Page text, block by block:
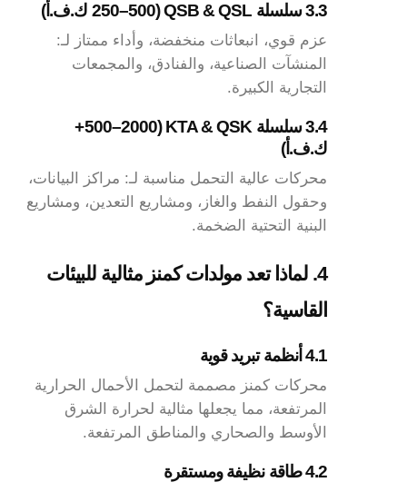
3.3 سلسلة QSB & QSL (250–500 ك.ف.أ)
عزم قوي، انبعاثات منخفضة، وأداء ممتاز لـ:
المنشآت الصناعية، والفنادق، والمجمعات
التجارية الكبيرة.
3.4 سلسلة KTA & QSK (500–2000+
ك.ف.أ)
محركات عالية التحمل مناسبة لـ: مراكز البيانات،
وحقول النفط والغاز، ومشاريع التعدين، ومشاريع
البنية التحتية الضخمة.
4. لماذا تعد مولدات كمنز مثالية للبيئات
القاسية؟
4.1 أنظمة تبريد قوية
محركات كمنز مصممة لتحمل الأحمال الحرارية
المرتفعة، مما يجعلها مثالية لحرارة الشرق
الأوسط والصحاري والمناطق المرتفعة.
4.2 طاقة نظيفة ومستقرة